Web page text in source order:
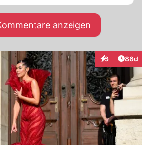
anzeigen
3
Interaktionen
88d